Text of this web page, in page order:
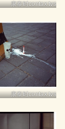
康泰时contax tvs
康泰时contax tvs